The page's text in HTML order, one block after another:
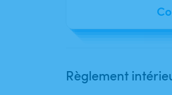
Règlement